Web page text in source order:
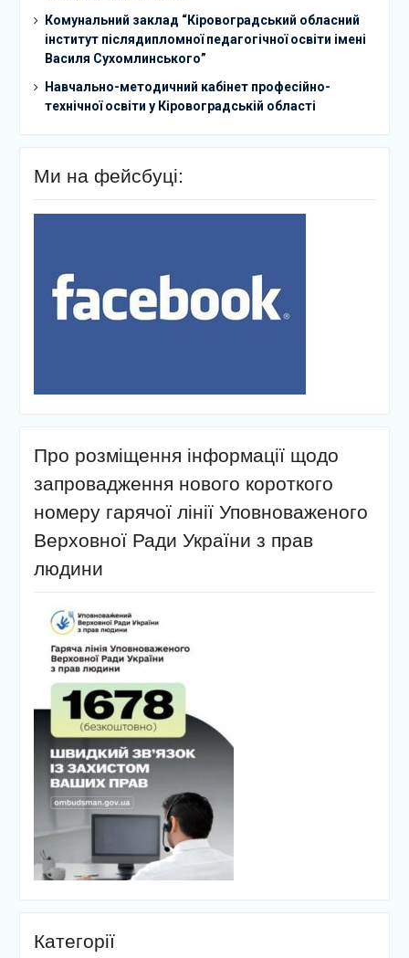
Комунальний заклад “Кіровоградський обласний
інститут післядипломної педагогічної освіти імені
Василя Сухомлинського”
Навчально-методичний кабінет професійно-
технічної освіти у Кіровоградській області
Ми на фейсбуці:
Про розміщення інформації щодо
запровадження нового короткого
номеру гарячої лінії Уповноваженого
Верховної Ради України з прав
людини
Категорії